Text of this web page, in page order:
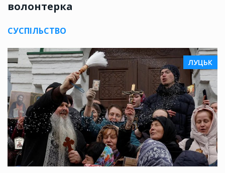
волонтерка
СУСПІЛЬСТВО
ЛУЦЬК